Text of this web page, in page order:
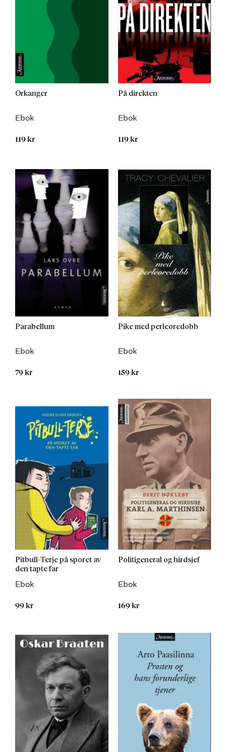
Orkanger
Ebok
119 kr
På direkten
Ebok
119 kr
Parabellum
Ebok
79 kr
Pike med perleøredobb
Ebok
159 kr
Pitbull-Terje på sporet av
den tapte far
Ebok
99 kr
Politigeneral og hirdsjef
Ebok
169 kr